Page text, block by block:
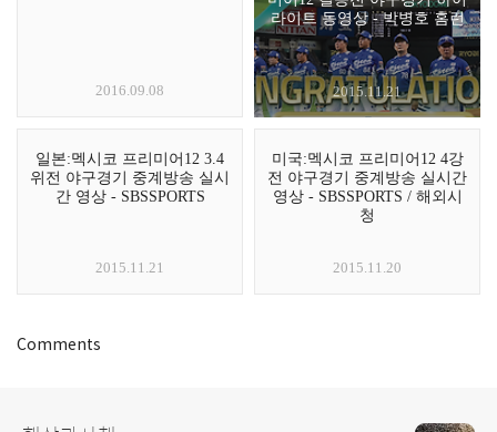
2016.09.08
라이트 동영상 - 박병호 홈런
2015.11.21
일본:멕시코 프리미어12 3.4
위전 야구경기 중계방송 실시
간 영상 - SBSSPORTS
2015.11.21
미국:멕시코 프리미어12 4강
전 야구경기 중계방송 실시간
영상 - SBSSPORTS / 해외시
청
2015.11.20
Comments